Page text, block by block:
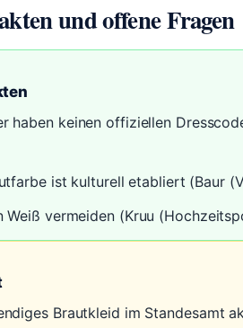
und offene Fragen
haben keinen offiziellen
ist kulturell etabliert (Baur
Weiß vermeiden (Kruu
Brautkleid im Standesamt